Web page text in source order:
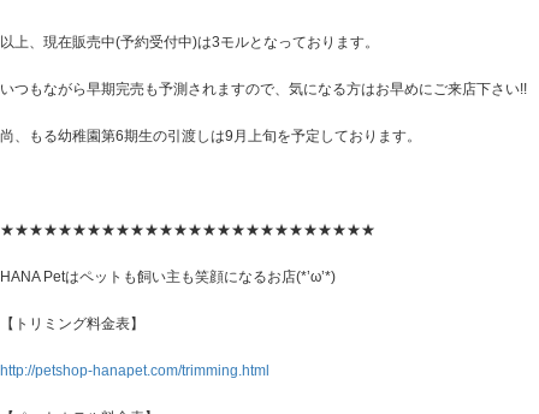
以上、現在販売中(予約受付中)は3モルとなっております。
いつもながら早期完売も予測されますので、気になる方はお早めにご来店下さい!!
尚、もる幼稚園第6期生の引渡しは9月上旬を予定しております。
★★★★★★★★★★★★★★★★★★★★★★★★★★
HANA Petはペットも飼い主も笑顔になるお店(*’ω’*)
【トリミング料金表】
http://petshop-hanapet.com/trimming.html